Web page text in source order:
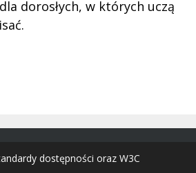
dorosłych, w których uczą
dostępności oraz W3C